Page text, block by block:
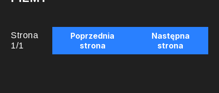
Strona
1/1
Poprzednia
strona
Następna
strona